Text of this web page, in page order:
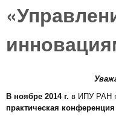
В ноябре 2014 г. в ИПУ РАН
практическая